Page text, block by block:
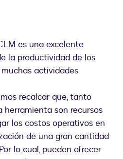
es una excelente
la productividad de los
actividades
recalcar que, tanto
son recursos
los costos operativos en
de una gran cantidad
lo cual, pueden ofrecer